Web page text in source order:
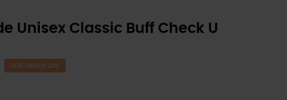
Unisex Classic Buff Check U
DESCUENTO 20%